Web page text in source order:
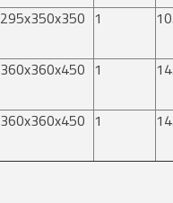
295x350x350 1
360x360x450 1
360x360x450 1